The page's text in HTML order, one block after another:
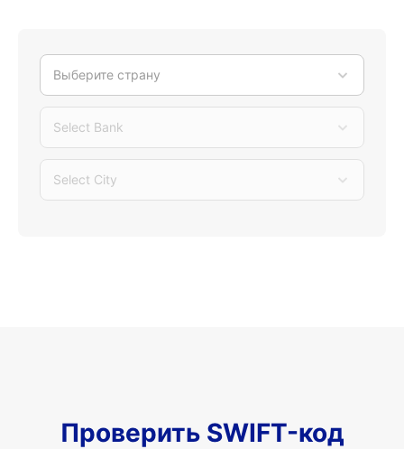
Выберите страну
Select Bank
Select City
Проверить SWIFT-код